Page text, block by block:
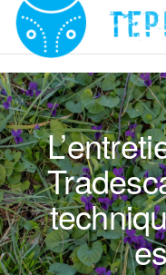
Skip
content